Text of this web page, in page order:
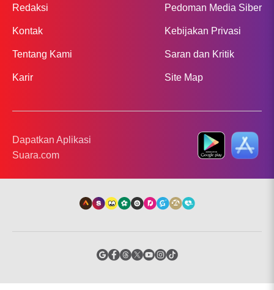
Redaksi
Kontak
Tentang Kami
Karir
Pedoman Media Siber
Kebijakan Privasi
Saran dan Kritik
Site Map
Dapatkan Aplikasi
Suara.com